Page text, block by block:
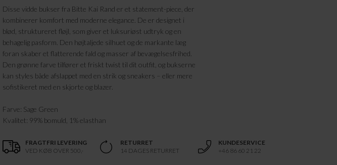
Disse vidde bukser fra Bitte Kai Rand er et statement-piece, der
kombinerer komfort med moderne elegance. De er designet i
blød, struktureret fløjl, som giver et luksuriøst udtryk og en
behagelig pasform. Den højtaljede silhuet og de markante læg
foran skaber et flatterende fald og masser af bevægelsesfrihed.
Den grønne farve tilfører et friskt twist til dit outfit, og bukserne
kan styles både afslappet med en strik og sneakers – eller mere
sofistikeret med en skjorte og blazer.
Farve: Sage Green
Kvalitet: 99% bomuld, 1% elasthan
FRAGTFRI LEVERING
VED KØB OVER 500,-
RETURRET
14 DAGES RETURRET
KUNDESERVICE
+46 86 60 21 22